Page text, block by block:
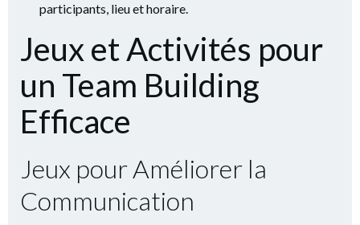
participants, lieu et horaire.
Jeux et Activités pour
un Team Building
Efficace
Jeux pour Améliorer la
Communication